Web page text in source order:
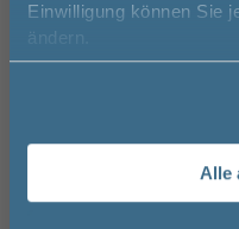
Einwilligung können Sie
ändern.
Alle
Front
In
Vorname
Email